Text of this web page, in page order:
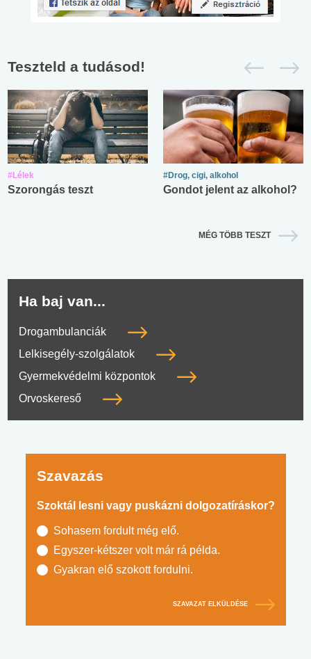
Teszteld a tudásod!
#Lélek
Szorongás teszt
#Drog, cigi, alkohol
Gondot jelent az alkohol?
MÉG TÖBB TESZT
Ha baj van...
Drogambulanciák
Lelkisegély-szolgálatok
Gyermekvédelmi központok
Orvoskereső
Szavazás
Szoktál lesni vagy puskázni dolgozatíráskor?
Sohasem fordult még elő.
Egyszer-kétszer volt már rá példa.
Gyakran elő szokott fordulni.
SZAVAZAT ELKÜLDÉSE